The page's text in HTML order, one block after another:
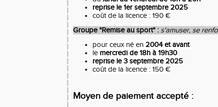
reprise le 1er septembre 2025
coût de la licence : 190 €
Groupe "Remise au sport" : s'amuser, se
pour ceux né en 2004 et avant
le mercredi de 18h à 19h30
reprise le 3 septembre 2025
coût de la licence : 150 €
Moyen de paiement accepté :